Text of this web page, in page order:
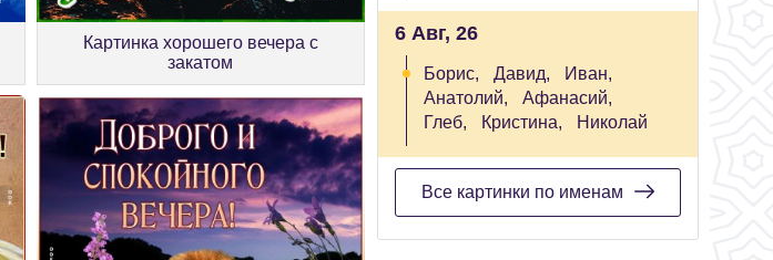
Картинка хорошего вечера с
закатом
6 Авг, 26
Борис, Давид,
Иван,
Анатолий,
Афанасий,
Глеб,
Кристина, Николай
Все картинки по именам